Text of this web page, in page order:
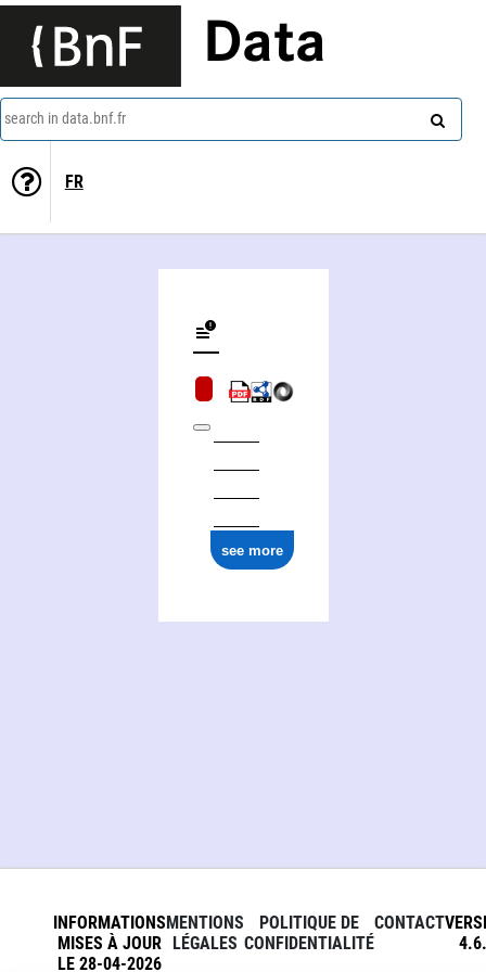
Data
search in data.bnf.fr
FR
see more
INFORMATIONS
MISES À JOUR
LE 28-04-2026
MENTIONS
LÉGALES
POLITIQUE DE
CONFIDENTIALITÉ
CONTACT